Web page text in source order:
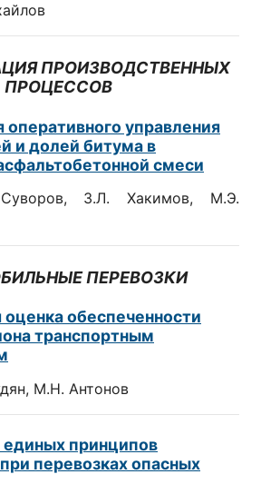
ПРОИЗВОДСТВЕННЫХ
ПРОЦЕССОВ
оперативного управления
и долей битума в
смеси
З.Л. Хакимов, М.Э.
ПЕРЕВОЗКИ
обеспеченности
транспортным
М.Н. Антонов
принципов
перевозках опасных